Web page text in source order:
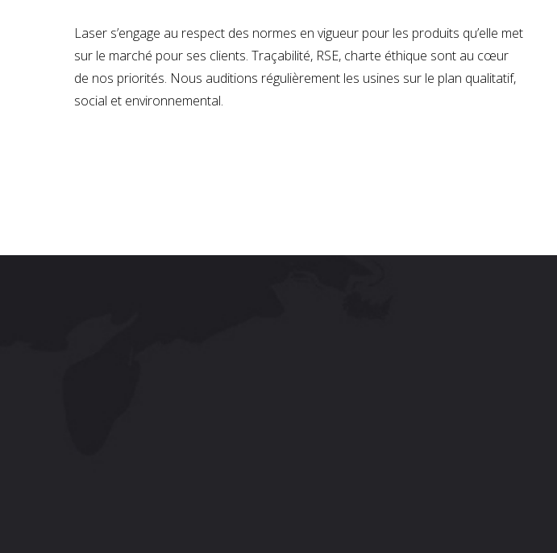
Laser s’engage au respect des normes en vigueur pour les produits qu’elle met
sur le marché pour ses clients. Traçabilité, RSE, charte éthique sont au cœur
de nos priorités. Nous auditions régulièrement les usines sur le plan qualitatif,
social et environnemental.